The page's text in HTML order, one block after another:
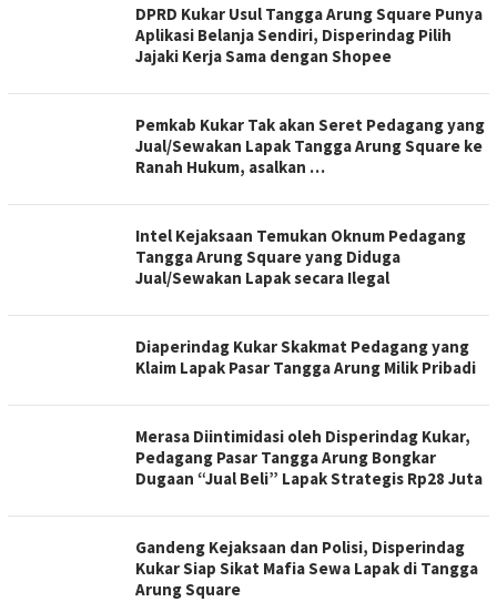
DPRD Kukar Usul Tangga Arung Square Punya
Aplikasi Belanja Sendiri, Disperindag Pilih
Jajaki Kerja Sama dengan Shopee
Pemkab Kukar Tak akan Seret Pedagang yang
Jual/Sewakan Lapak Tangga Arung Square ke
Ranah Hukum, asalkan …
Intel Kejaksaan Temukan Oknum Pedagang
Tangga Arung Square yang Diduga
Jual/Sewakan Lapak secara Ilegal
Diaperindag Kukar Skakmat Pedagang yang
Klaim Lapak Pasar Tangga Arung Milik Pribadi
Merasa Diintimidasi oleh Disperindag Kukar,
Pedagang Pasar Tangga Arung Bongkar
Dugaan “Jual Beli” Lapak Strategis Rp28 Juta
Gandeng Kejaksaan dan Polisi, Disperindag
Kukar Siap Sikat Mafia Sewa Lapak di Tangga
Arung Square